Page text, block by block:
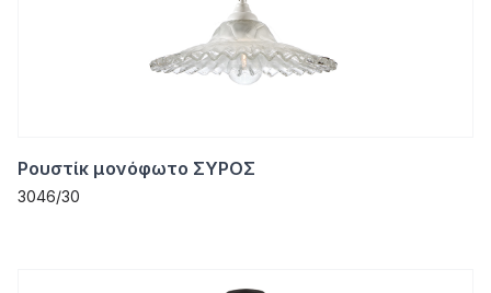
Ρουστίκ μονόφωτο ΣΥΡΟΣ
3046/30